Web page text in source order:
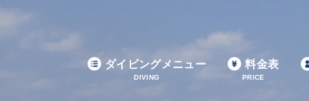
ダイビングメニュー
DIVING
料金表
PRICE